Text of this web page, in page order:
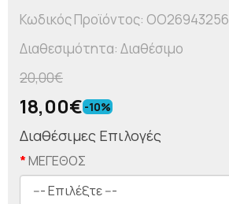
Κωδικός Προϊόντος: OO26943256
Διαθεσιμότητα: Διαθέσιμο
20,00€
18,00€ -10%
Διαθέσιμες Επιλογές
ΜΕΓΕΘΟΣ